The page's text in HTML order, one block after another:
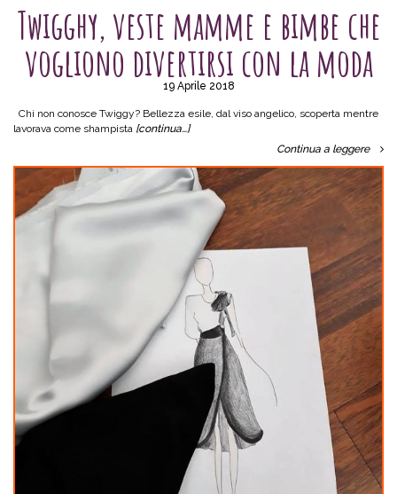
Twigghy, veste mamme e bimbe che
vogliono divertirsi con la moda
19 Aprile 2018
Chi non conosce Twiggy? Bellezza esile, dal viso angelico, scoperta mentre
lavorava come shampista [continua…]
Continua a leggere